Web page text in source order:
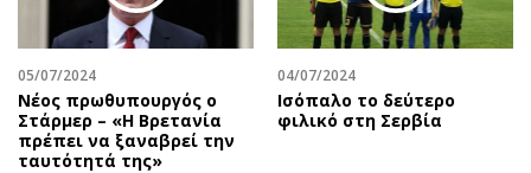
05/07/2024
Νέος πρωθυπουργός ο
Στάρμερ – «Η Βρετανία
πρέπει να ξαναβρεί την
ταυτότητά της»
04/07/2024
Ισόπαλο το δεύτερο
φιλικό στη Σερβία